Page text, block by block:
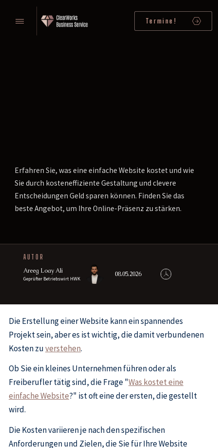
Termine!
Erfahren Sie, was eine einfache Website kostet und wie
Sie durch kosteneffiziente Gestaltung und clevere
Entscheidungen Geld sparen können. Finden Sie das
beste Angebot, um Ihre Online-Präsenz zu stärken.
AUTOR
Areeg Loay Ali
Geprüfter Betriebswirt HWK
08.05.2026
Die Erstellung einer Website kann ein spannendes
Projekt sein, aber es ist wichtig, die damit verbundenen
Kosten zuverstehen.
Ob Sie ein kleines Unternehmen führen oder als
Freiberufler tätig sind, die Frage "Was kostet eine
einfache Website?" ist oft eine der ersten, die gestellt
wird.
Die Kosten variieren je nach den spezifischen
Anforderungen und Zielen, die Sie für Ihre Website